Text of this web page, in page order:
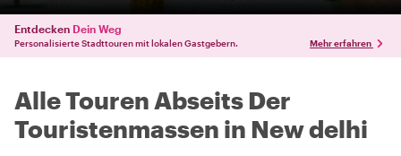
Entdecken Dein Weg
Personalisierte Stadttouren mit lokalen Gastgebern. Mehr erfahren
Alle Touren Abseits Der
Touristenmassen in New delhi